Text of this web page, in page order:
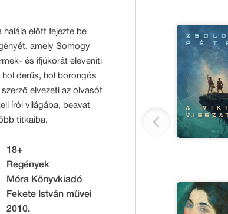
halála előtt fejezte be
amely Somogy
és ifjúkorát eleveníti
derűs, hol borongós
elvezeti az olvasót
írói világába, beavat
titkaiba.
18+
Regények
Móra Könyvkiadó
Fekete István művei
2010.